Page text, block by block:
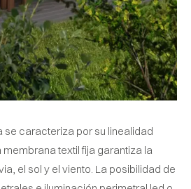
se caracteriza por su linealidad
textil fija garantiza la
el sol y el viento. La posibilidad de